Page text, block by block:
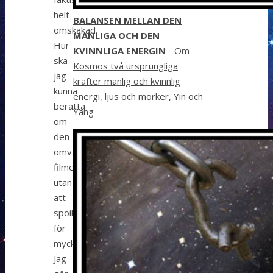
helt
omskakad.
Hur
ska
jag
kunna
berätta
om
den
omvälvande
filmen
utan
att
spoila
för
mycket?
Jag
BALANSEN MELLAN DEN
MANLIGA OCH DEN
KVINNLIGA ENERGIN - Om
Kosmos två ursprungliga
krafter manlig och kvinnlig
energi, ljus och mörker, Yin och
Yang